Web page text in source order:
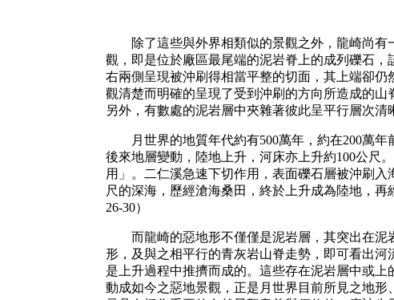
除了這些與外界相類似的景觀之外，龍崎尚有
觀，即是位於廠區最尾端的泥岩脊上的成列礫石
右兩側呈現被沖刷得相當平整的切面，其上端卻
觀清楚而明確的呈現了受到沖刷的方向所造成的山
另外，有數處的泥岩層中夾雜著彼此呈平行層次清
月世界的地質年代約有500萬年，約在200萬年
後來地層變動，陸地上升，河床亦上升約100公尺
用」。二仁溪急速下切作用，表面礫石層被沖刷
尺的深海，歷經滄海桑田，終於上升成為陸地，
26-30）
而龍崎的惡地形不僅僅是泥岩層，其突出在泥
形，及與之相平行的青灰岩山脊走勢，即可看出
是上升過程中推擠而成的。這些存在泥岩層中或
動成如今之惡地景觀，正是月世界目前所見之地